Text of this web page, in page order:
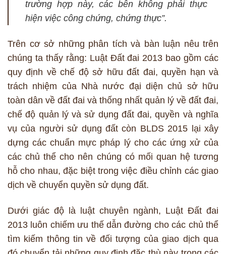
trường hợp này, các bên không phải thực
hiện việc công chứng, chứng thực”.
Trên cơ sở những phân tích và bàn luận nêu trên
chúng ta thấy rằng: Luật Đất đai 2013 bao gồm các
quy định về chế độ sở hữu đất đai, quyền hạn và
trách nhiệm của Nhà nước đại diện chủ sở hữu
toàn dân về đất đai và thống nhất quản lý về đất đai,
chế độ quản lý và sử dụng đất đai, quyền và nghĩa
vụ của người sử dụng đất còn BLDS 2015 lại xây
dựng các chuẩn mực pháp lý cho các ứng xử của
các chủ thể cho nên chúng có mối quan hệ tương
hỗ cho nhau, đặc biệt trong việc điều chỉnh các giao
dịch về chuyển quyền sử dụng đất.
Dưới giác độ là luật chuyên ngành, Luật Đất đai
2013 luôn chiếm ưu thế dẫn đường cho các chủ thể
tìm kiếm thông tin về đối tượng của giao dịch qua